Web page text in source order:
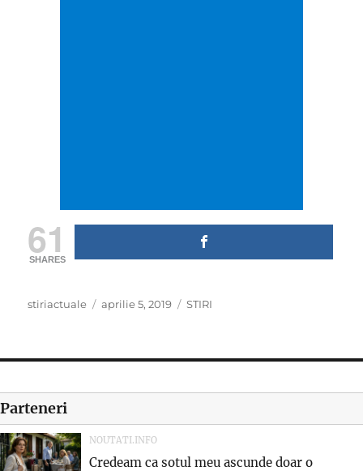
61
SHARES
Author
stiriactuale
Posted
aprilie 5, 2019 Categories
STIRI
Parteneri
NOUTATI.INFO
Credeam ca sotul meu ascunde doar o